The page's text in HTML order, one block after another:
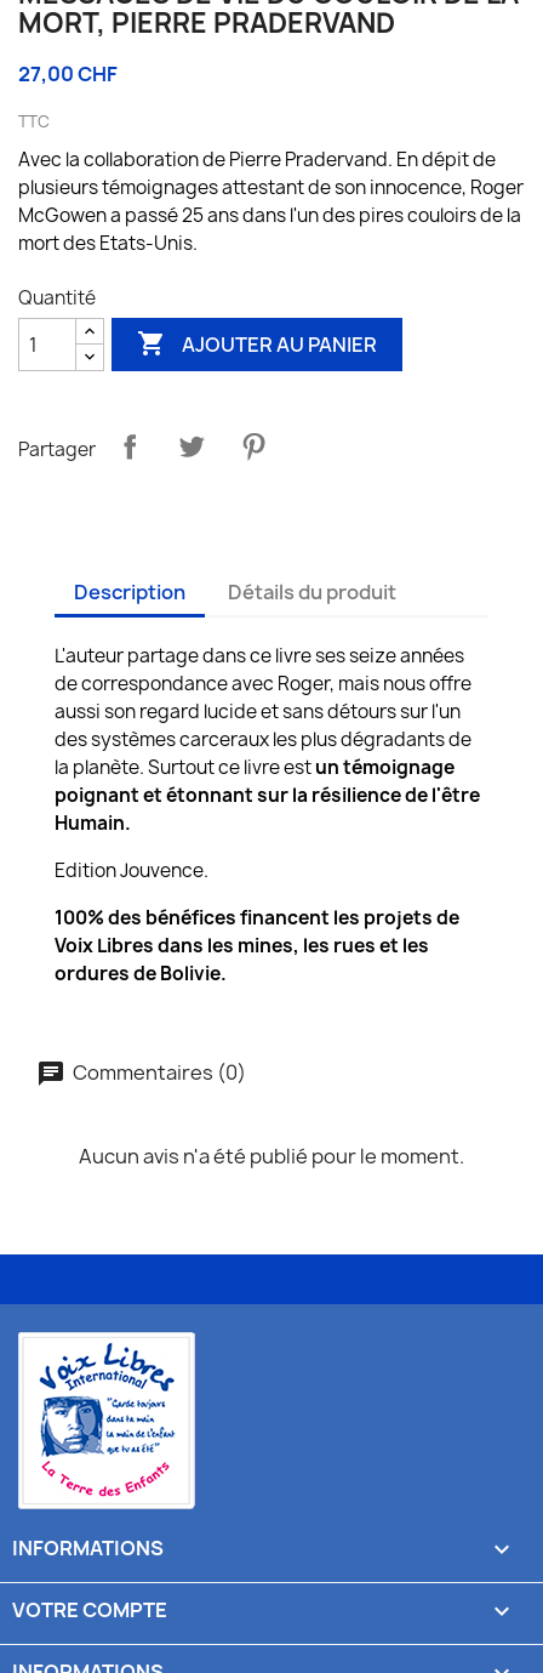
MORT, PIERRE PRADERVAND
27,00 CHF
TTC
Avec la collaboration de Pierre Pradervand. En dépit de
plusieurs témoignages attestant de son innocence, Roger
McGowen a passé 25 ans dans l'un des pires couloirs de la
mort des Etats-Unis.
Quantité
 AJOUTER AU PANIER
Partager
Description Détails du produit
L'auteur partage dans ce livre ses seize années
de correspondance avec Roger, mais nous offre
aussi son regard lucide et sans détours sur l'un
des systèmes carceraux les plus dégradants de
la planète. Surtout ce livre estun témoignage
poignant et étonnant sur la résilience de l'être
Humain.
Edition Jouvence.
100% des bénéfices financent les projets de
Voix Libres dans les mines, les rues et les
ordures de Bolivie.
Commentaires (0)
Aucun avis n'a été publié pour le moment.
INFORMATIONS 
VOTRE COMPTE 